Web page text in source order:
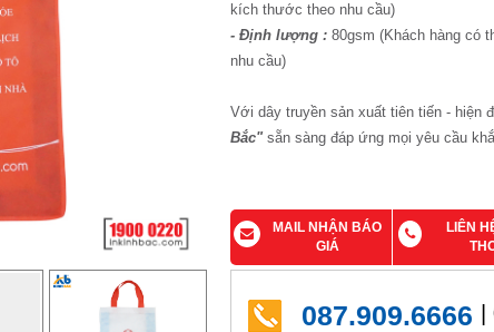
kích thước theo nhu cầu)
- Định lượng :80gsm (Khách hàng có
nhu cầu)
Với dây truyền sản xuất tiên tiến - hiện
Bắc"sẵn sàng đáp ứng mọi yêu cầu
MAIL NHẬN BÁO
GIÁ
LIÊN
087.909.6666